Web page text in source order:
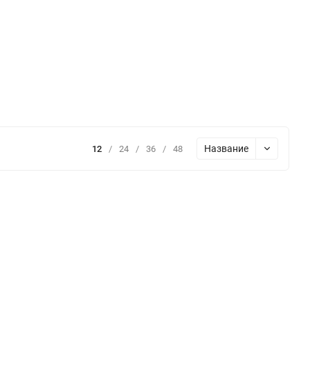
12 / 24 / 36 / 48 Название